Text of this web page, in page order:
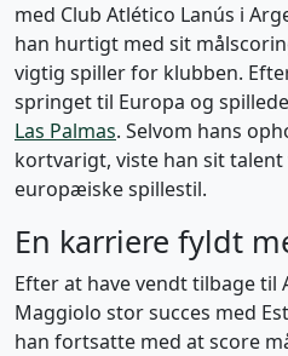
med Club Atlético Lanús i
han hurtigt med sit
vigtig spiller for klubben.
springet til Europa og
Las Palmas. Selvom hans
kortvarigt, viste han sit talent
europæiske spillestil.
En karriere fyldt
Efter at have vendt tilbage til
Maggiolo stor succes med
han fortsatte med at score